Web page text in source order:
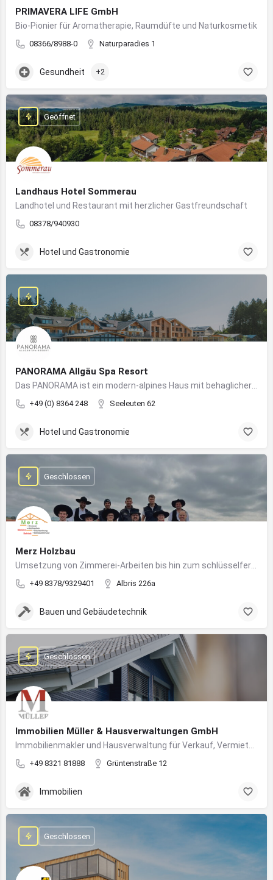
PRIMAVERA LIFE GmbH
Bio-Pionier für Aromatherapie, Raumdüfte und Naturkosmetik
08366/8988-0 Naturparadies 1
Gesundheit +2
Landhaus Hotel Sommerau
Landhotel und Restaurant mit herzlicher Gastfreundschaft
08378/940930
Geöffnet
Hotel und Gastronomie
PANORAMA Allgäu Spa Resort
+49 (0) 8364 248 Seeleuten 62
Hotel und Gastronomie
Merz Holzbau
+49 8378/9329401 Albris 226a
Geschlossen
Bauen und Gebäudetechnik
Immobilien Müller & Hausverwaltungen GmbH
+49 8321 81888 Grüntenstraße 12
Geschlossen
Immobilien
Geschlossen